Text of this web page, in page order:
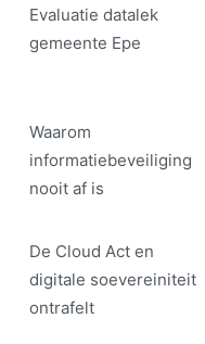
Evaluatie datalek
gemeente Epe
Waarom
informatiebeveiliging
nooit af is
De Cloud Act en
digitale soe­ve­rei­ni­teit
ontrafelt